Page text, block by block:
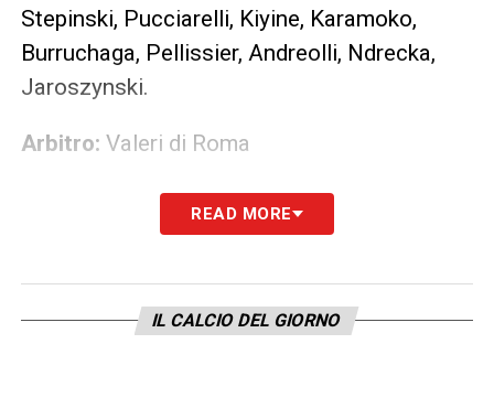
Stepinski, Pucciarelli, Kiyine, Karamoko,
Burruchaga, Pellissier, Andreolli, Ndrecka,
Jaroszynski.
Arbitro: Valeri di Roma
Ammoniti 26′ Grubac, 35′ Rigoni (C);
34′ Borja Valero, 70′ Perisic (I). Espulso
Marcatori:39′ Politano, 86′ Perisic.
READ MORE
IL CALCIO DEL GIORNO